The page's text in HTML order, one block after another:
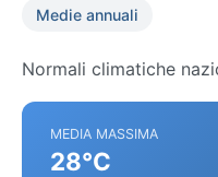
Medie annuali
Normali climatiche
MEDIA MASSIMA
28°C